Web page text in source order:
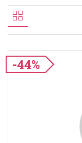
-44%